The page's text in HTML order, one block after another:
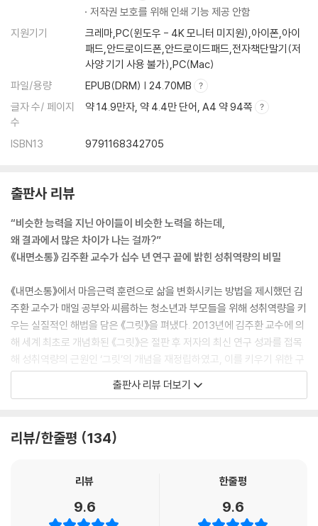
자율성으로 자기동기력을 키워라
동기부여와 ‘도파민’의 보상체계 | 미래가 불확실할수록 동기는 강해진다 |
자기동기력의 비밀, 현실과 미래의 격차를 줄여라
6장 ‘시험 잘 보는 능력’도 길러야 한다
시험에도 그릿은 필요하다
시험불안증은 왜 생겨나는가 | 기억 인출을 방해하는 시험불안증 | 규칙적
실수하지 않으려면
문제풀이 능력을 높이는 자기동기력
시험 보기 직전에 무슨 생각을 해야 하는가 | 긍정적 정서와 문제풀이 능력
시험도 결국 ‘소통’이다
시험과의 소통 훈련, 자가피드백 | 점수나 등수가 아닌 계획 자체를 목표로
저작권 보호를 위해 인쇄 기능 제공 안함
지원기기
크레마,PC(윈도우 - 4K 모니터 미지원),아이폰,아이
패드,안드로이드폰,안드로이드패드,전자책단말기(저
사양 기기 사용 불가),PC(Mac)
파일/용량
EPUB(DRM) | 24.70MB
글자 수/ 페이지
수
약 14.9만자, 약 4.4만 단어, A4 약 94쪽
ISBN13 9791168342705
출판사 리뷰
“비슷한 능력을 지닌 아이들이 비슷한 노력을 하는데,
왜 결과에서 많은 차이가 나는 걸까?”
《내면소통》 김주환 교수가 십수 년 연구 끝에 밝힌 성취역량의 비밀
《내면소통》에서 마음근력 훈련으로 삶을 변화시키는 방법을 제시했던 김
주환 교수가 매일 공부와 씨름하는 청소년과 부모들을 위해 성취역량을 키
우는 실질적인 해법을 담은 《그릿》을 펴냈다. 2013년에 김주환 교수에 의
해 세계 최초로 개념화된 《그릿》은 절판 후 저자의 최신 연구 성과를 접목
해 성취역량의 근원인 ‘그릿’의 개념을 재정립하였고, 이를 키우기 위한 구
체적이고도 현실적인 방법을 제시한다.
다. 공부든 무엇이든 높은 수준의 성취역량을 발휘하려면 마음근력, 즉 ‘그
김주환 교수는 이 책을 통해 일상에서 그릿을 키움으로써 공부는 물론 무
둔 부모들이 아이의 마음근력을 키워주고, 몸도 마음도 건강한 아이로 키
출판사 리뷰 더보기
리뷰/한줄평 134
리뷰
9.6
한줄평
9.6